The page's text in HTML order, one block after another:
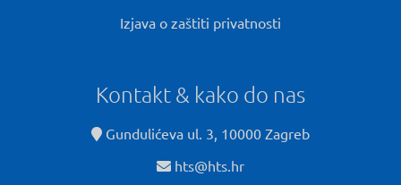
Izjava o zaštiti privatnosti
Kontakt & kako do nas
Gundulićeva ul. 3, 10000 Zagreb
hts@hts.hr